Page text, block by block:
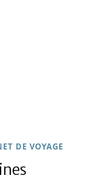
DE VOYAGE